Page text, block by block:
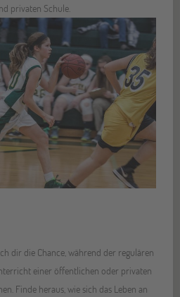
privaten Schule.
dir die Chance, während der regulären
einer öffentlichen oder privaten
Finde heraus, wie sich das Leben an